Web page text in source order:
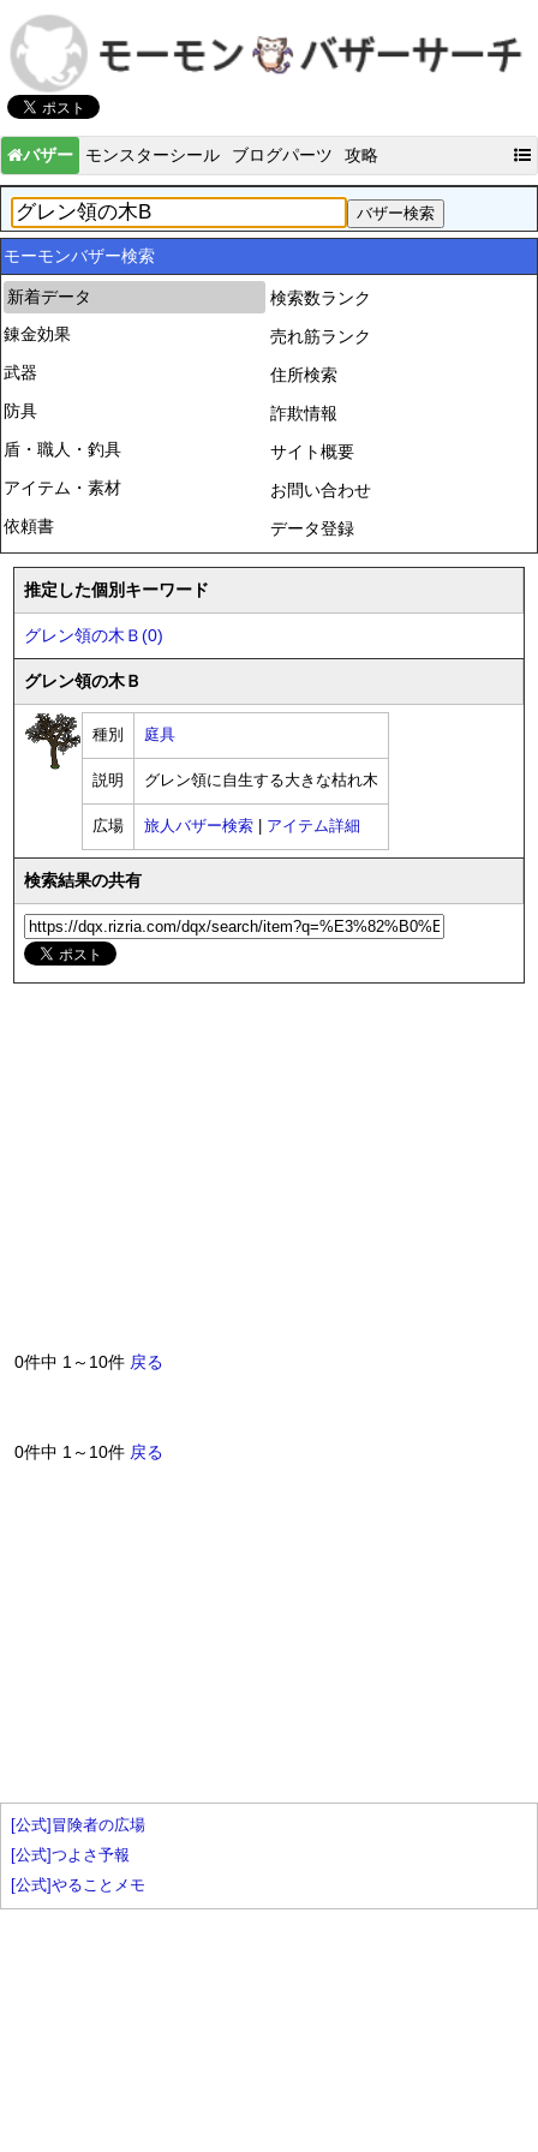
バザー モンスターシール ブログパーツ 攻略
モーモンバザー検索
新着データ
錬金効果
武器
防具
盾・職人・釣具
アイテム・素材
依頼書
検索数ランク
売れ筋ランク
住所検索
詐欺情報
サイト概要
お問い合わせ
データ登録
推定した個別キーワード
グレン領の木Ｂ(0)
グレン領の木Ｂ
種別 庭具
説明 グレン領に自生する大きな枯れ木
広場 旅人バザー検索 アイテム詳細
検索結果の共有
0件中 1～10件 戻る
0件中 1～10件 戻る
[公式]冒険者の広場
[公式]つよさ予報
[公式]やることメモ